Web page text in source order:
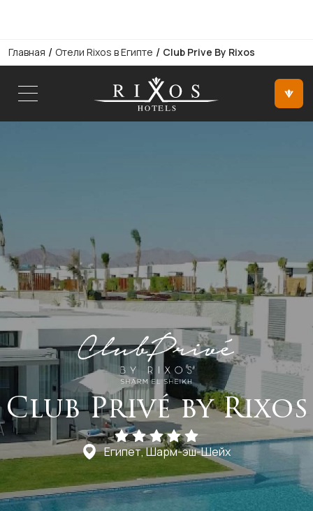
Главная / Отели Rixos в Египте / Club Prive By Rixos
Club Privé by Rixos
Египет, Шарм-эш-Шейх